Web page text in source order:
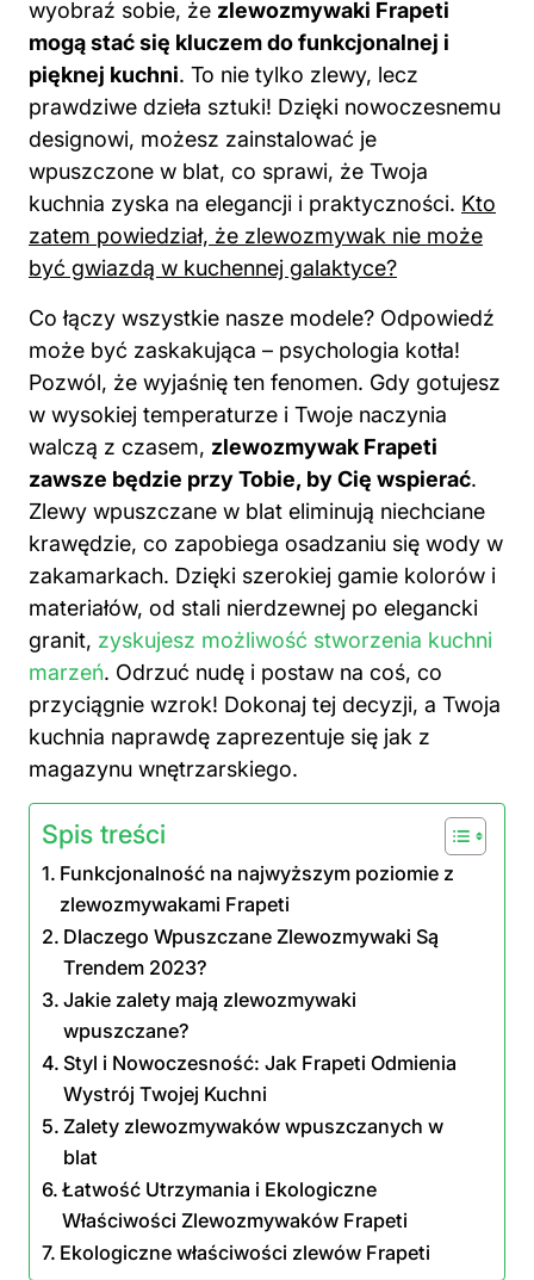
wyobraź sobie, że zlewozmywaki Frapeti
mogą stać się kluczem do funkcjonalnej i
pięknej kuchni. To nie tylko zlewy, lecz
prawdziwe dzieła sztuki! Dzięki nowoczesnemu
designowi, możesz zainstalować je
wpuszczone w blat, co sprawi, że Twoja
kuchnia zyska na elegancji i praktyczności. Kto
zatem powiedział, że zlewozmywak nie może
być gwiazdą w kuchennej galaktyce?
Co łączy wszystkie nasze modele? Odpowiedź
może być zaskakująca – psychologia kotła!
Pozwól, że wyjaśnię ten fenomen. Gdy gotujesz
w wysokiej temperaturze i Twoje naczynia
walczą z czasem, zlewozmywak Frapeti
zawsze będzie przy Tobie, by Cię wspierać.
Zlewy wpuszczane w blat eliminują niechciane
krawędzie, co zapobiega osadzaniu się wody w
zakamarkach. Dzięki szerokiej gamie kolorów i
materiałów, od stali nierdzewnej po elegancki
granit, zyskujesz możliwość stworzenia kuchni
marzeń. Odrzuć nudę i postaw na coś, co
przyciągnie wzrok! Dokonaj tej decyzji, a Twoja
kuchnia naprawdę zaprezentuje się jak z
magazynu wnętrzarskiego.
Spis treści
Funkcjonalność na najwyższym poziomie z
zlewozmywakami Frapeti
Dlaczego Wpuszczane Zlewozmywaki Są
Trendem 2023?
Jakie zalety mają zlewozmywaki
wpuszczane?
Styl i Nowoczesność: Jak Frapeti Odmienia
Wystrój Twojej Kuchni
Zalety zlewozmywaków wpuszczanych w
blat
Łatwość Utrzymania i Ekologiczne
Właściwości Zlewozmywaków Frapeti
Ekologiczne właściwości zlewów Frapeti